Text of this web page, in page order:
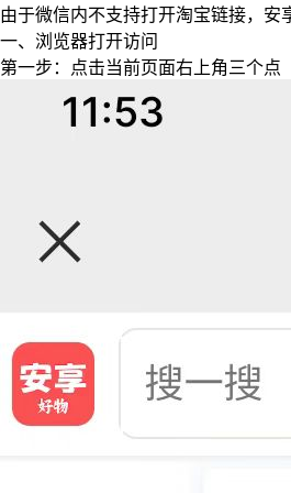
由于微信内不支持打开淘宝链接，安
一、浏览器打开访问
第一步：点击当前页面右上角三个点